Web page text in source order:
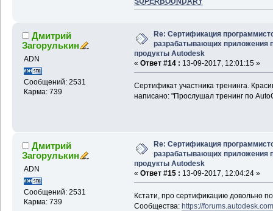
Дмитрий
Загорулькин
ADN
Сообщений: 2531
Карма: 739
Re: Сертификация
разрабатывающих приложения
продукты Autodesk
« Ответ #14 : 13-09-2017, 12:01:15 »
Сертификат участника тренинга.
написано: "Прослушал тренинг по
Дмитрий
Загорулькин
ADN
Сообщений: 2531
Карма: 739
Re: Сертификация
разрабатывающих приложения
продукты Autodesk
« Ответ #15 : 13-09-2017, 12:04:24 »
Кстати, про сертификацию довольно
Сообщества: https://